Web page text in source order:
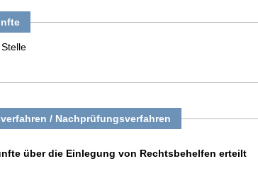
/ Nachprüfungsverfahren
über die Einlegung von Rechtsbehelfen erteilt